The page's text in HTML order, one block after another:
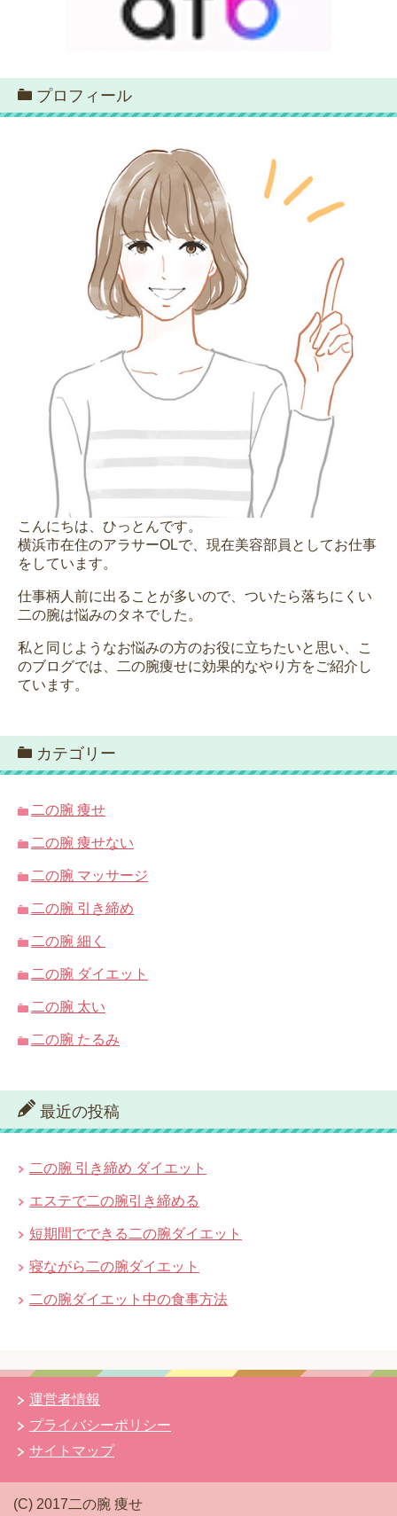
プロフィール
こんにちは、ひっとんです。
横浜市在住のアラサーOLで、現在美容部員としてお仕事
をしています。
仕事柄人前に出ることが多いので、ついたら落ちにくい
二の腕は悩みのタネでした。
私と同じようなお悩みの方のお役に立ちたいと思い、こ
のブログでは、二の腕痩せに効果的なやり方をご紹介し
ています。
カテゴリー
二の腕 痩せ
二の腕 痩せない
二の腕 マッサージ
二の腕 引き締め
二の腕 細く
二の腕 ダイエット
二の腕 太い
二の腕 たるみ
最近の投稿
二の腕 引き締め ダイエット
エステで二の腕引き締める
短期間でできる二の腕ダイエット
寝ながら二の腕ダイエット
二の腕ダイエット中の食事方法
運営者情報
プライバシーポリシー
サイトマップ
(C) 2017二の腕 痩せ